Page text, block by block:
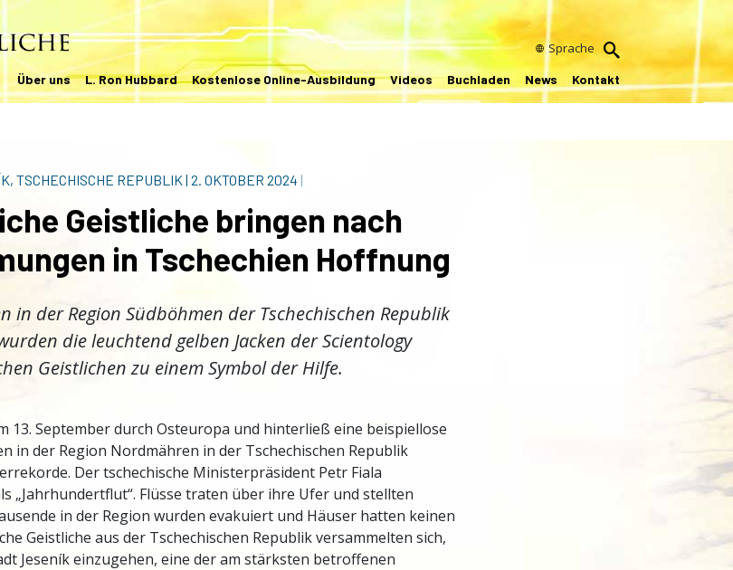
Sprache
Über uns L. Ron Hubbard Kostenlose Online-Ausbildung Videos Buchladen News Kontakt
TSCHECHISCHE REPUBLIK| 2. OKTOBER 2024 |
Geistliche bringen nach
in Tschechien Hoffnung
in der Region Südböhmen der Tschechischen Republik
die leuchtend gelben Jacken der Scientology
Geistlichen zu einem Symbol der Hilfe.
13. September durch Osteuropa und hinterließ eine beispiellose
in der Region Nordmähren in der Tschechischen Republik
Der tschechische Ministerpräsident Petr Fiala
„Jahrhundertflut“. Flüsse traten über ihre Ufer und stellten
in der Region wurden evakuiert und Häuser hatten keinen
Geistliche aus der Tschechischen Republik versammelten sich,
Jeseník einzugehen, eine der am stärksten betroffenen